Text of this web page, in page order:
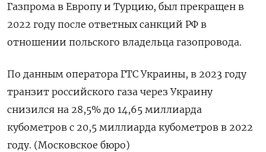
Газпрома в Европу и Турцию, был прекращен в
2022 году после ответных санкций РФ в
отношении польского владельца газопровода.
По данным оператора ГТС Украины, в 2023 году
транзит российского газа через Украину
снизился на 28,5% до 14,65 миллиарда
кубометров с 20,5 миллиарда кубометров в 2022
году. (Московское бюро)